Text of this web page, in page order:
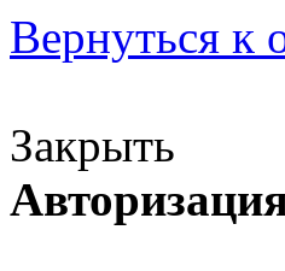
Вернуться к
Закрыть